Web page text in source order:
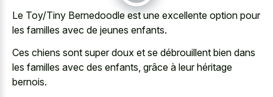
Le Toy/Tiny Bernedoodle est une excellente option pour
les familles avec de jeunes enfants.
Ces chiens sont super doux et se débrouillent bien dans
les familles avec des enfants, grâce à leur héritage
bernois.